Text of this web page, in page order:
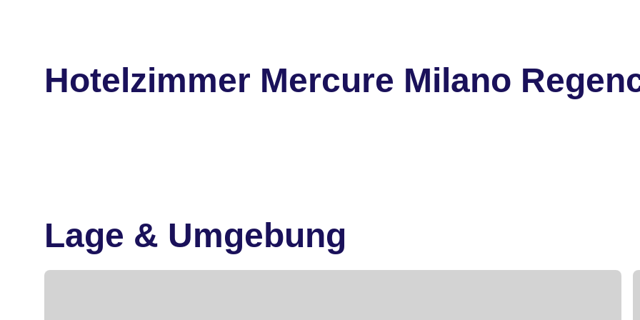
Hotelzimmer Mercure Milano
Lage & Umgebung